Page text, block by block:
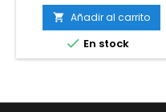
 Añadir al carrito
 En stock